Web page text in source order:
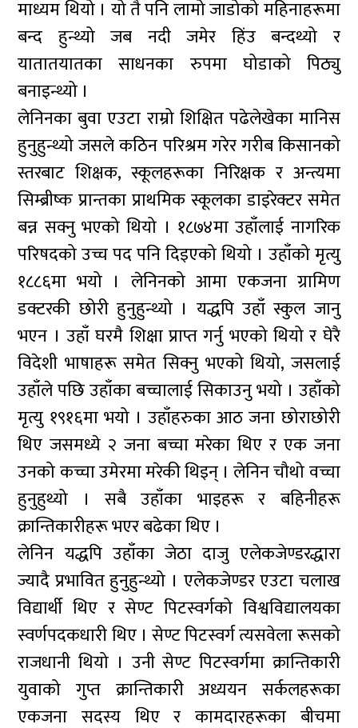
माध्यम थियो । यो तै पनि लामो जाडोको महिनाहरूमा
बन्द हुन्थ्यो जब नदी जमेर हिंउ बन्दथ्यो र
यातातयातका साधनका रुपमा घोडाको पिठ्यु
बनाइन्थ्यो ।
लेनिनका बुवा एउटा राम्रो शिक्षित पढेलेखेका मानिस
हुनुहुन्थ्यो जसले कठिन परिश्रम गरेर गरीब किसानको
स्तरबाट शिक्षक, स्कूलहरूका निरिक्षक र अन्त्यमा
सिम्ब्रीष्क प्रान्तका प्राथमिक स्कूलका डाइरेक्टर समेत
बन्न सक्नु भएको थियो । १८७४मा उहाँलाई नागरिक
परिषदको उच्च पद पनि दिइएको थियो । उहाँको मृत्यु
१८८६मा भयो । लेनिनको आमा एकजना ग्रामिण
डक्टरकी छोरी हुनुहुन्थ्यो । यद्धपि उहाँ स्कुल जानु
भएन । उहाँ घरमै शिक्षा प्राप्त गर्नु भएको थियो र घेरै
विदेशी भाषाहरू समेत सिक्नु भएको थियो, जसलाई
उहाँले पछि उहाँका बच्चालाई सिकाउनु भयो । उहाँको
मृत्यु १९१६मा भयो । उहाँहरुका आठ जना छोराछोरी
थिए जसमध्ये २ जना बच्चा मरेका थिए र एक जना
उनको कच्चा उमेरमा मरेकी थिइन् । लेनिन चौथो वच्चा
हुनुहुथ्यो । सबै उहाँका भाइहरू र बहिनीहरू
क्रान्तिकारीहरू भएर बढेका थिए ।
लेनिन यद्धपि उहाँका जेठा दाजु एलेकजेण्डरद्धारा
ज्यादै प्रभावित हुनुहुन्थ्यो । एलेकजेण्डर एउटा चलाख
विद्यार्थी थिए र सेण्ट पिटस्वर्गको विश्वविद्यालयका
स्वर्णपदकधारी थिए । सेण्ट पिटस्वर्ग त्यसवेला रूसको
राजधानी थियो । उनी सेण्ट पिटस्वर्गमा क्रान्तिकारी
युवाको गुप्त क्रान्तिकारी अध्ययन सर्कलहरूका
एकजना सदस्य थिए र कामदारहरूका बीचमा